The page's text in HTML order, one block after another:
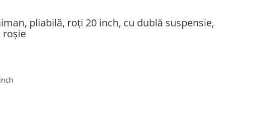
pliabilă, roți 20 inch, cu dublă suspensie,
roșie